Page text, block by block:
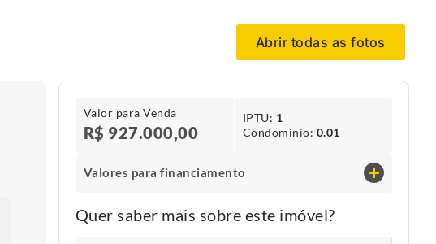
Abrir todas as fotos
Valor para Venda
R$ 927.000,00
IPTU​: 1
Condomínio​: 0.01
Valores para financiamento
Quer saber mais sobre este imóvel?